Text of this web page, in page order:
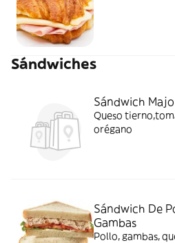
Sándwiches
Sándwich
Queso
orégano
Sándwich De
Gambas
Pollo, gambas,